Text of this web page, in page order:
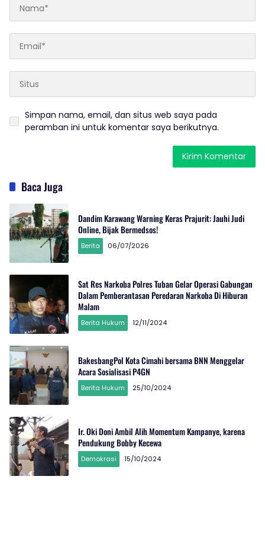
Simpan nama, email, dan situs web saya pada
peramban ini untuk komentar saya berikutnya.
Baca Juga
Dandim Karawang Warning Keras Prajurit: Jauhi Judi
Online, Bijak Bermedsos!
Berita 06/07/2026
Sat Res Narkoba Polres Tuban Gelar Operasi Gabungan
Dalam Pemberantasan Peredaran Narkoba Di Hiburan
Malam
Berita Hukum 12/11/2024
BakesbangPol Kota Cimahi bersama BNN Menggelar
Acara Sosialisasi P4GN
Berita Hukum 25/10/2024
Ir. Oki Doni Ambil Alih Momentum Kampanye, karena
Pendukung Bobby Kecewa
Demokrasi 15/10/2024